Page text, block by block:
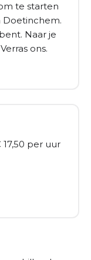
met vrijdag.
middagen en
kijken
te starten
Doetinchem.
Naar je
ons.
17,50 per uur